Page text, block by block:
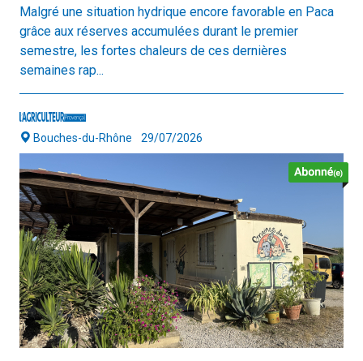
Malgré une situation hydrique encore favorable en Paca
grâce aux réserves accumulées durant le premier
semestre, les fortes chaleurs de ces dernières
semaines rap...
Bouches-du-Rhône 29/07/2026